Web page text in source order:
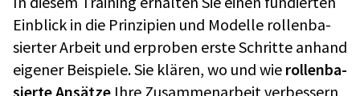
Einblick in die Prin­zi­pien und Modelle rollen­ba­
sier­ter Arbeit und erpro­ben erste Schritte anhand
eige­ner Beispiele. Sie klären, wo und wie rollen­ba­
sierte Ansätze Ihre Zusam­men­ar­beit verbes­sern